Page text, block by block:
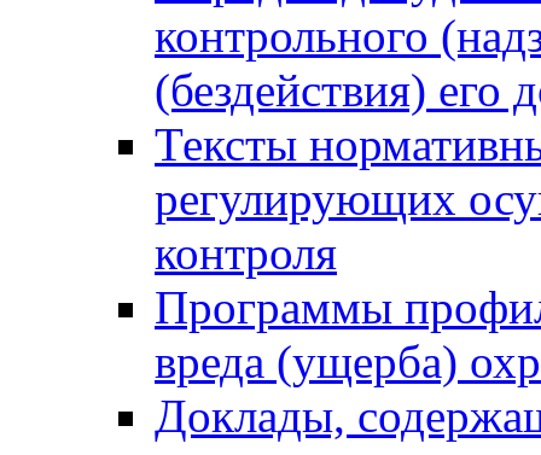
контрольного
(бездействия)
Тексты
регулирующих
контроля
Программы
вреда (ущерба)
Доклады,